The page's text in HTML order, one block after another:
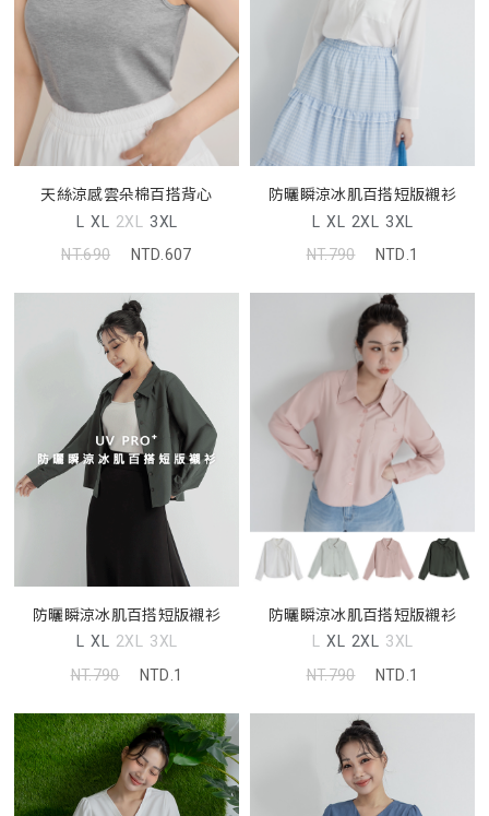
天絲涼感雲朵棉百搭背心
L XL 2XL 3XL
NT.690
NTD.607
防曬瞬涼冰肌百搭短版襯衫
L XL 2XL 3XL
NT.790
NTD.1
防曬瞬涼冰肌百搭短版襯衫
L XL 2XL 3XL
NT.790
NTD.1
防曬瞬涼冰肌百搭短版襯衫
L XL 2XL 3XL
NT.790
NTD.1